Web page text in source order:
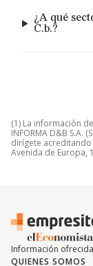
¿A qué
C.b.?
(1) La información
INFORMA D&B S.A.
dirígete
Avenida de Europa,
Información
QUIENES SOMOS